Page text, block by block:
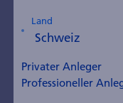
Wer wir sind
Asset
Zürcher
Land
Privater Anleger
Professioneller